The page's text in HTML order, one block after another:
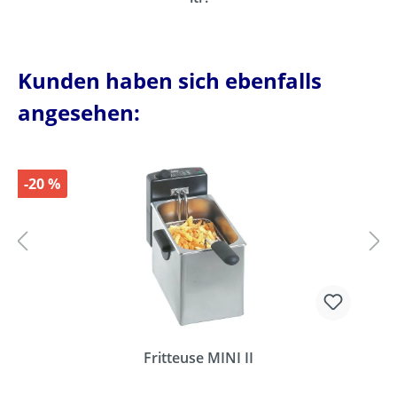
Kunden haben sich ebenfalls
angesehen:
-20 %
Fritteuse MINI II